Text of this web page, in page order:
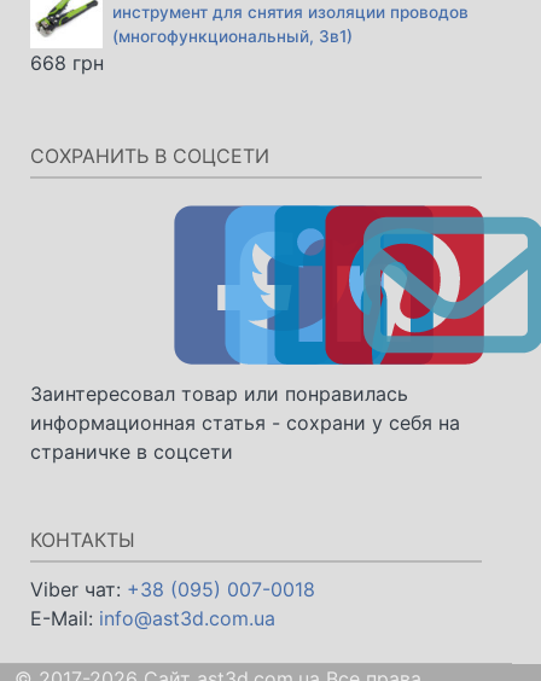
инструмент для снятия изоляции проводов
(многофункциональный, 3в1)
668 грн
СОХРАНИТЬ В СОЦСЕТИ
Заинтересовал товар или понравилась
информационная статья - сохрани у себя на
страничке в соцсети
КОНТАКТЫ
Viber чат: +38 (095) 007-0018
E-Mail: info@ast3d.com.ua